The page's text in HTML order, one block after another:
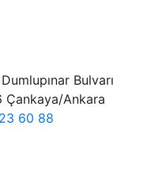
Bulvarı
Çankaya/Ankara
60 88